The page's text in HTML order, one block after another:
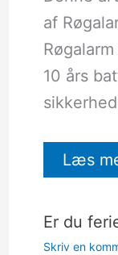
af
10 års
Læs
Er du
Skriv en